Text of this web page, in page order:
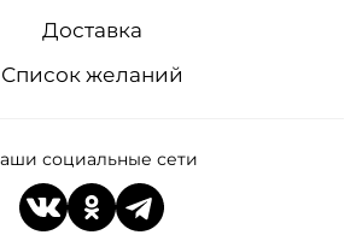
Доставка
Список желаний
социальные сети